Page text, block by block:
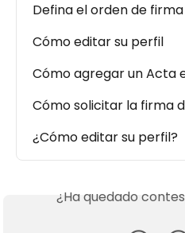
Defina el orden de
Cómo editar su perfil
Cómo agregar un Acta
Cómo solicitar la firma
¿Cómo editar su perfil?
¿Ha quedado